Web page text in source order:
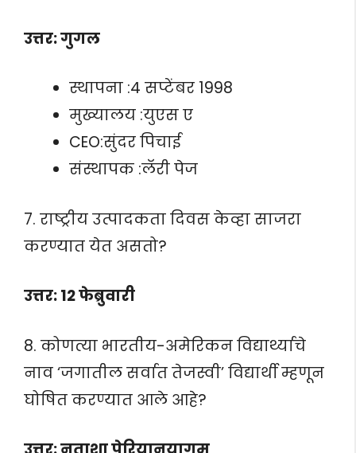
उत्तर: गुगल
स्थापना :4 सप्टेंबर 1998
मुख्यालय :युएस ए
CEO:सुंदर पिचाई
संस्थापक :लॅरी पेज
7. राष्ट्रीय उत्पादकता दिवस केव्हा साजरा
करण्यात येत असतो?
उत्तर: 12 फेब्रुवारी
8. कोणत्या भारतीय-अमेरिकन विद्यार्थ्याचे
नाव ‘जगातील सर्वात तेजस्वी’ विद्यार्थी म्हणून
घोषित करण्यात आले आहे?